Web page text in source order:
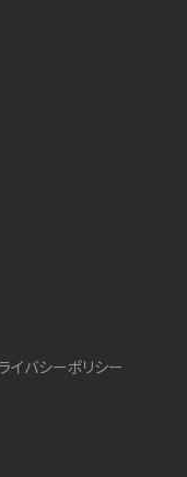
イバシーポリシー